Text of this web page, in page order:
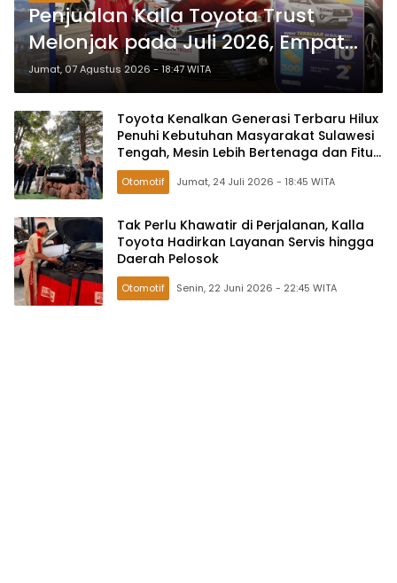
Penjualan Kalla Toyota Trust
Melonjak pada Juli 2026, Empat
Model Ini Paling Banyak Diminati
Jumat, 07 Agustus 2026 - 18:47 WITA
Toyota Kenalkan Generasi Terbaru Hilux
Penuhi Kebutuhan Masyarakat Sulawesi
Tengah, Mesin Lebih Bertenaga dan Fitur
Makin Lengkap
Otomotif Jumat, 24 Juli 2026 - 18:45 WITA
Tak Perlu Khawatir di Perjalanan, Kalla
Toyota Hadirkan Layanan Servis hingga
Daerah Pelosok
Otomotif Senin, 22 Juni 2026 - 22:45 WITA